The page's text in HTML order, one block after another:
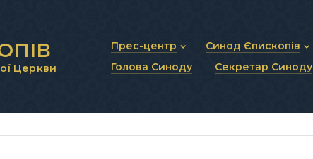
Церкви
Прес-центр
Новини та анонси
Синод Єпископів
Статут Синоду
Синодальні органи
Голова Синоду Секретар Синоду